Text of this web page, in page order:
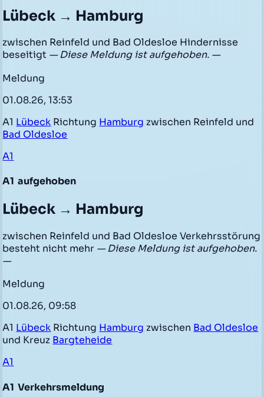
Lübeck → Hamburg
zwischen Reinfeld und Bad Oldesloe Hindernisse
beseitigt — Diese Meldung ist aufgehoben. —
Meldung
01.08.26, 13:53
A1 Lübeck Richtung Hamburg zwischen Reinfeld und
Bad Oldesloe
A1
A1 aufgehoben
Lübeck → Hamburg
zwischen Reinfeld und Bad Oldesloe Verkehrsstörung
besteht nicht mehr — Diese Meldung ist aufgehoben.
—
Meldung
01.08.26, 09:58
A1 Lübeck Richtung Hamburg zwischen Bad Oldesloe
und Kreuz Bargteheide
A1
A1 Verkehrsmeldung